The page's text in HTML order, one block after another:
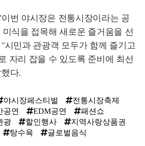
번 야시장은 전통시장이라는 공
식을 접목해 새로운 즐거움을 선
시민과 관광객 모두가 함께 즐기고
자리 잡을 수 있도록 준비에 최선
다.
야시장페스티벌
전통시장축제
공연 EDM공연
패션쇼
광 할인행사
지역사랑상품권
탕수육 글로벌음식